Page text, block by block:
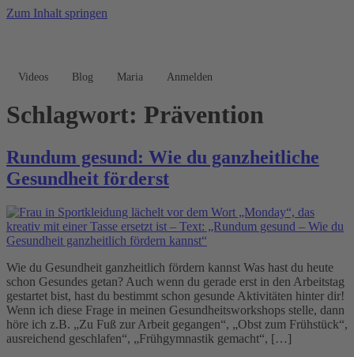
Zum Inhalt springen
Videos Blog Maria Anmelden
Schlagwort: Prävention
Rundum gesund: Wie du ganzheitliche
Gesundheit förderst
Wie du Gesundheit ganzheitlich fördern kannst Was hast du heute
schon Gesundes getan? Auch wenn du gerade erst in den Arbeitstag
gestartet bist, hast du bestimmt schon gesunde Aktivitäten hinter dir!
Wenn ich diese Frage in meinen Gesundheitsworkshops stelle, dann
höre ich z.B. „Zu Fuß zur Arbeit gegangen“, „Obst zum Frühstück“,
ausreichend geschlafen“, „Frühgymnastik gemacht“, […]